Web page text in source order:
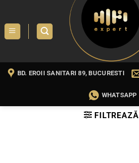
content
BD. EROII SANITARI 89, BUCURESTI
WHATSAPP
FILTREAZĂ